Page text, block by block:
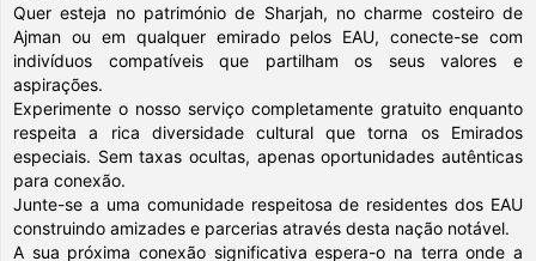
Quer esteja no património de Sharjah, no charme costeiro de
Ajman ou em qualquer emirado pelos EAU, conecte-se com
indivíduos compatíveis que partilham os seus valores e
aspirações.
Experimente o nosso serviço completamente gratuito enquanto
respeita a rica diversidade cultural que torna os Emirados
especiais. Sem taxas ocultas, apenas oportunidades autênticas
para conexão.
Junte-se a uma comunidade respeitosa de residentes dos EAU
construindo amizades e parcerias através desta nação notável.
A sua próxima conexão significativa espera-o na terra onde a